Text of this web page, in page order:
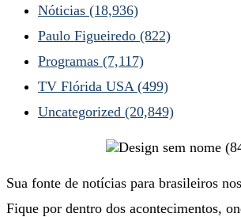
Nóticias (18,936)
Paulo Figueiredo (822)
Programas (7,117)
TV Flórida USA (499)
Uncategorized (20,849)
Sua fonte de notícias para brasileiros
Fique por dentro dos acontecimentos,